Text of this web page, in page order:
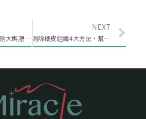
4D威塑抽脂：告別大媽肥屁股，還我性感蜜桃臀
NEXT
消除橘皮組織4大方法，幫你找回光滑細緻的肌膚